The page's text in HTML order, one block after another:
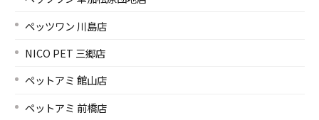
ペッツワン 川島店
NICO PET 三郷店
ペットアミ 館山店
ペットアミ 前橋店